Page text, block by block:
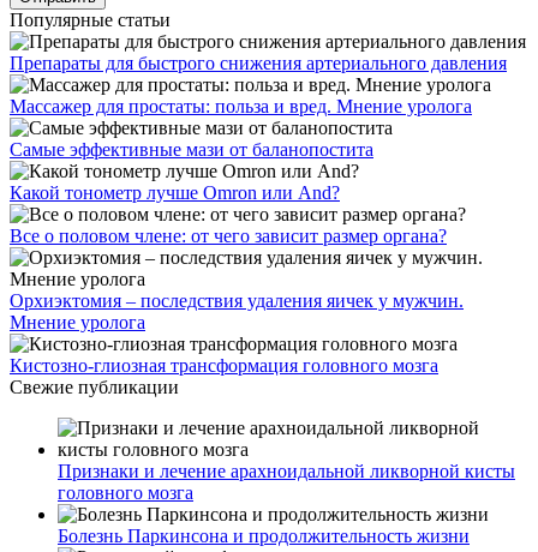
Популярные статьи
Препараты для быстрого снижения артериального давления
Массажер для простаты: польза и вред. Мнение уролога
Самые эффективные мази от баланопостита
Какой тонометр лучше Omron или And?
Все о половом члене: от чего зависит размер органа?
Орхиэктомия – последствия удаления яичек у мужчин.
Мнение уролога
Кистозно-глиозная трансформация головного мозга
Свежие публикации
Признаки и лечение арахноидальной ликворной кисты
головного мозга
Болезнь Паркинсона и продолжительность жизни